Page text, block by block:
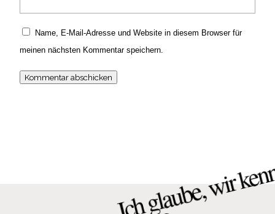
Name, E-Mail-Adresse und Website in diesem Browser für
meinen nächsten Kommentar speichern.
Kommentar abschicken